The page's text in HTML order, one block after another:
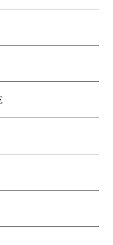
ォーム工事
介・管理
のご案内のために利用
、郵便、電話、電子
用いたします。
めに利用いたしま
報に関しましても、
か否かにかかわらず、